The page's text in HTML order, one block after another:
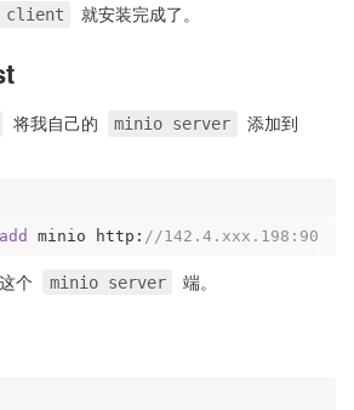
client 就安装完成了。
将我自己的 minio server 添加到
add minio http: //142.4.xxx.198:9000
个 minio server 端。